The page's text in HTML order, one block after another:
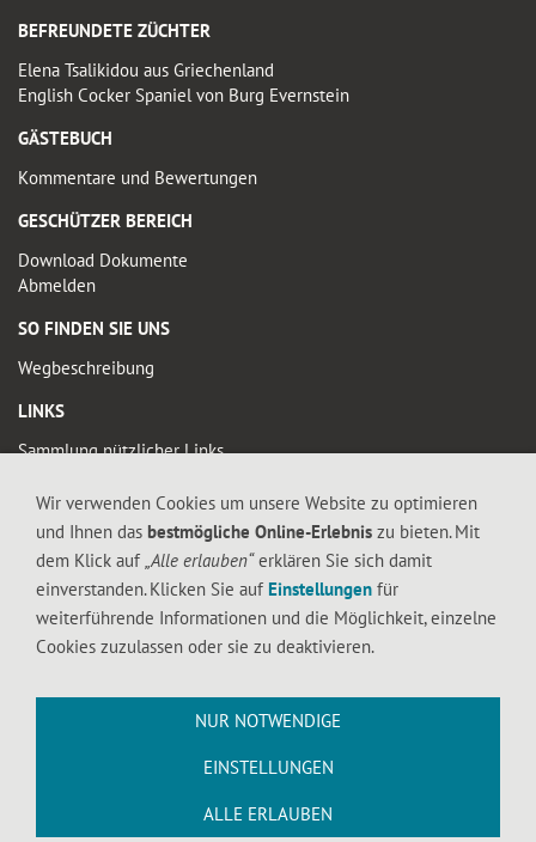
BEFREUNDETE ZÜCHTER
Elena Tsalikidou aus Griechenland
English Cocker Spaniel von Burg Evernstein
GÄSTEBUCH
Kommentare und Bewertungen
GESCHÜTZER BEREICH
Download Dokumente
Abmelden
SO FINDEN SIE UNS
Wegbeschreibung
LINKS
Sammlung nützlicher Links
© 2019 FALTIGE-HERZEN
Diese Seite enthält urheberrechtlich geschütztes Material. Die durch die
Seitenbetreiber erstellten Inhalte und Werke auf diesen Seiten unterliegen dem
deutschen Urheberrecht. Die Vervielfältigung, Bearbeitung, Verbreitung und jede
Art der Verwertung außerhalb der Grenzen des Urheberrechtes bedürfen der
schriftlichen Zustimmung des jeweiligen Autors bzw. Erstellers. Downloads und
Wir verwenden Cookies um unsere Website zu optimieren
und Ihnen das bestmögliche Online-Erlebnis zu bieten. Mit
dem Klick auf „Alle erlauben“erklären Sie sich damit
einverstanden. Klicken Sie auf Einstellungen für
weiterführende Informationen und die Möglichkeit, einzelne
Cookies zuzulassen oder sie zu deaktivieren.
NUR NOTWENDIGE
EINSTELLUNGEN
ALLE ERLAUBEN